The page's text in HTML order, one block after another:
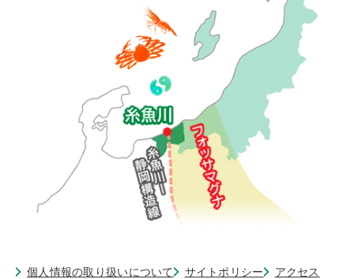
個人情報の取り扱いについて サイトポリシー アクセス